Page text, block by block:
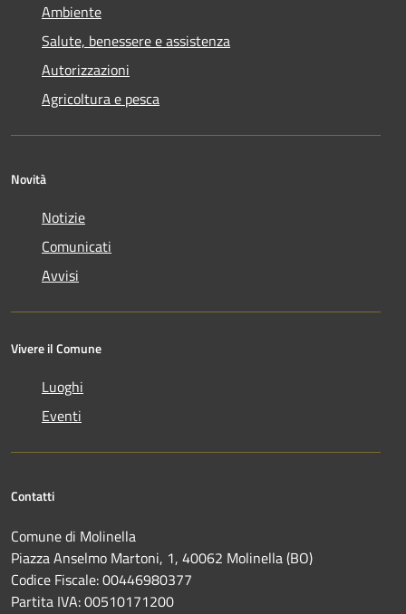
Ambiente
Salute, benessere e assistenza
Autorizzazioni
Agricoltura e pesca
Novità
Notizie
Comunicati
Avvisi
Vivere il Comune
Luoghi
Eventi
Contatti
Comune di Molinella
Piazza Anselmo Martoni, 1, 40062 Molinella (BO)
Codice Fiscale: 00446980377
Partita IVA: 00510171200